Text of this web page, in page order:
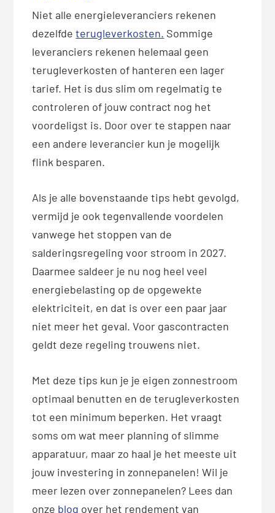
Niet alle energieleveranciers rekenen
dezelfdeterugleverkosten. Sommige
leveranciers rekenen helemaal geen
terugleverkosten of hanteren een lager
tarief. Het is dus slim om regelmatig te
controleren of jouw contract nog het
voordeligst is. Door over te stappen naar
een andere leverancier kun je mogelijk
flink besparen.
Als je alle bovenstaande tips hebt gevolgd,
vermijd je ook tegenvallende voordelen
vanwege het stoppen van de
salderingsregeling voor stroom in 2027.
Daarmee saldeer je nu nog heel veel
energiebelasting op de opgewekte
elektriciteit, en dat is over een paar jaar
niet meer het geval. Voor gascontracten
geldt deze regeling trouwens niet.
Met deze tips kun je je eigen zonnestroom
optimaal benutten en de terugleverkosten
tot een minimum beperken. Het vraagt
soms om wat meer planning of slimme
apparatuur, maar zo haal je het meeste uit
jouw investering in zonnepanelen! Wil je
meer lezen over zonnepanelen? Lees dan
onze blog over het rendement van